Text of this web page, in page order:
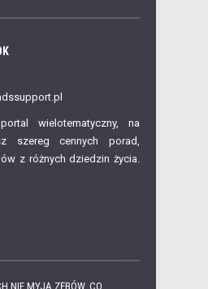
wielotematyczny, na
szereg cennych porad,
z różnych dziedzin życia.
NIE MYJĄ ZĘBÓW. CO